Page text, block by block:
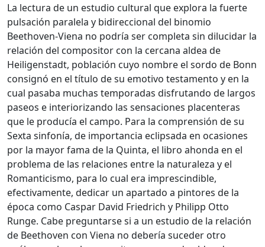
La lectura de un estudio cultural que explora la fuerte
pulsación paralela y bidireccional del binomio
Beethoven-Viena no podría ser completa sin dilucidar la
relación del compositor con la cercana aldea de
Heiligenstadt, población cuyo nombre el sordo de Bonn
consignó en el título de su emotivo testamento y en la
cual pasaba muchas temporadas disfrutando de largos
paseos e interiorizando las sensaciones placenteras
que le producía el campo. Para la comprensión de su
Sexta sinfonía, de importancia eclipsada en ocasiones
por la mayor fama de la Quinta, el libro ahonda en el
problema de las relaciones entre la naturaleza y el
Romanticismo, para lo cual era imprescindible,
efectivamente, dedicar un apartado a pintores de la
época como Caspar David Friedrich y Philipp Otto
Runge. Cabe preguntarse si a un estudio de la relación
de Beethoven con Viena no debería suceder otro